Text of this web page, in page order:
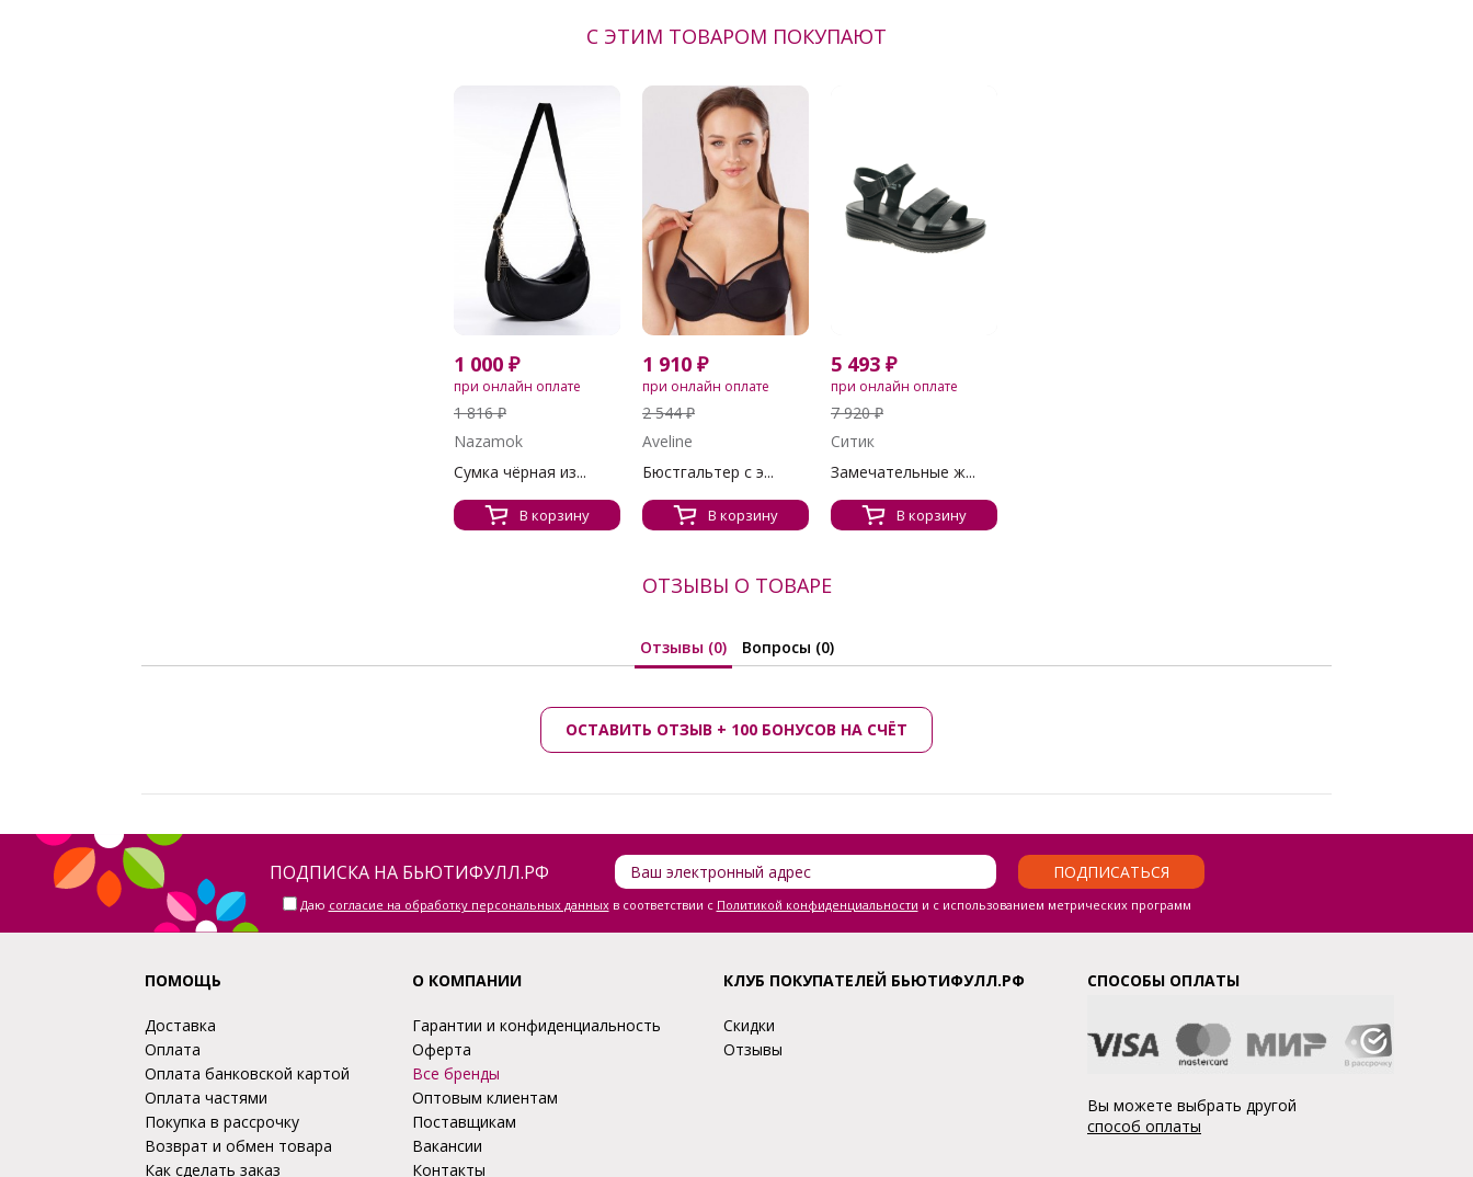
С ЭТИМ ТОВАРОМ ПОКУПАЮТ
1 000 ₽
при онлайн оплате
1 816 ₽
Nazamok
Сумка чёрная из...
В корзину
1 910 ₽
при онлайн оплате
2 544 ₽
Aveline
Бюстгальтер с э...
В корзину
5 493 ₽
при онлайн оплате
7 920 ₽
Ситик
Замечательные ж...
В корзину
ОТЗЫВЫ О ТОВАРЕ
Отзывы (0) Вопросы (0)
ОСТАВИТЬ ОТЗЫВ + 100 БОНУСОВ НА СЧЁТ
ПОДПИСКА НА БЬЮТИФУЛЛ.РФ ПОДПИСАТЬСЯ
Даю согласие на обработку персональных данныхв соответствии с Политикой конфиденциальности и с использованием метрических программ
ПОМОЩЬ
Доставка
Оплата
Оплата банковской картой
Оплата частями
Покупка в рассрочку
Возврат и обмен товара
Как сделать заказ
О КОМПАНИИ
Гарантии и конфиденциальность
Оферта
Все бренды
Оптовым клиентам
Поставщикам
Вакансии
Контакты
КЛУБ ПОКУПАТЕЛЕЙ БЬЮТИФУЛЛ.РФ
Скидки
Отзывы
СПОСОБЫ ОПЛАТЫ
Вы можете выбрать другой
способ оплаты